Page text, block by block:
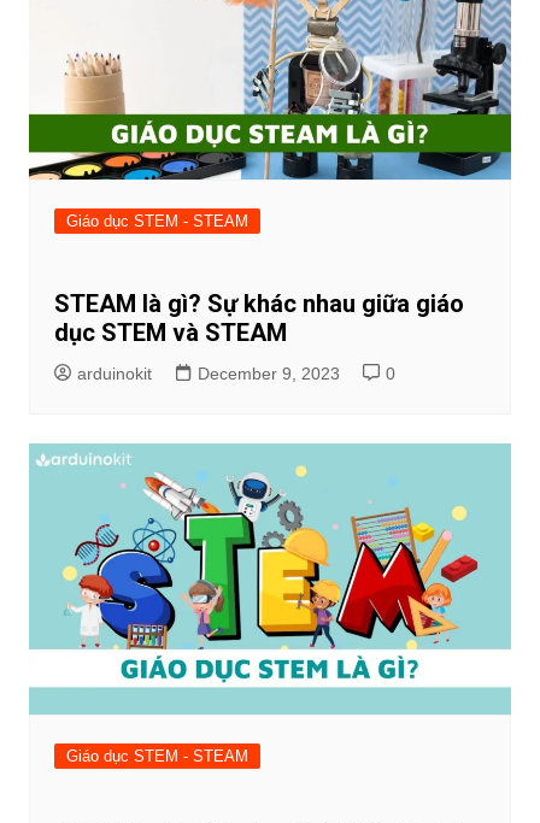
Giáo dục STEM - STEAM
STEAM là gì? Sự khác nhau giữa giáo
dục STEM và STEAM
arduinokit December 9, 2023 0
Giáo dục STEM - STEAM